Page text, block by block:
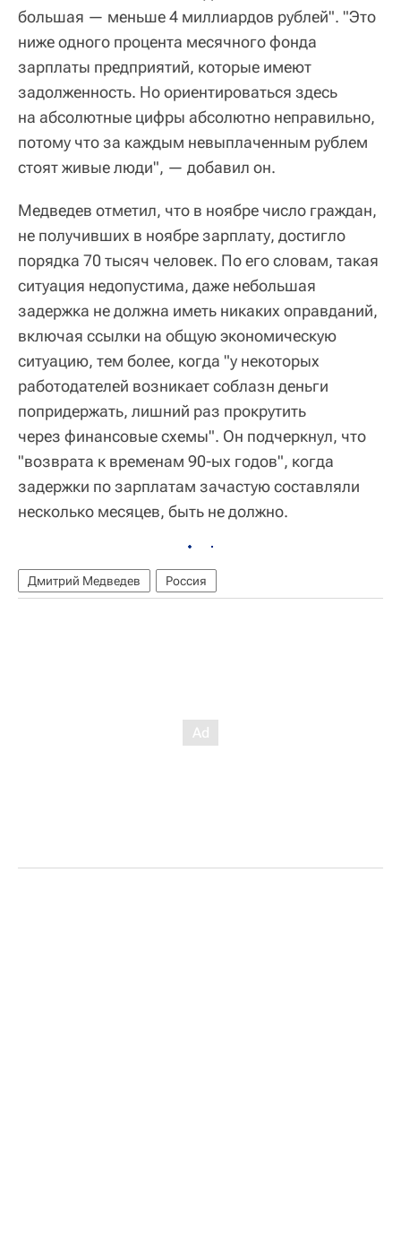
большая — меньше 4 миллиардов рублей". "Это
ниже одного процента месячного фонда
зарплаты предприятий, которые имеют
задолженность. Но ориентироваться здесь
на абсолютные цифры абсолютно неправильно,
потому что за каждым невыплаченным рублем
стоят живые люди", — добавил он.
Медведев отметил, что в ноябре число граждан,
не получивших в ноябре зарплату, достигло
порядка 70 тысяч человек. По его словам, такая
ситуация недопустима, даже небольшая
задержка не должна иметь никаких оправданий,
включая ссылки на общую экономическую
ситуацию, тем более, когда "у некоторых
работодателей возникает соблазн деньги
попридержать, лишний раз прокрутить
через финансовые схемы". Он подчеркнул, что
"возврата к временам 90-ых годов", когда
задержки по зарплатам зачастую составляли
несколько месяцев, быть не должно.
Дмитрий Медведев Россия